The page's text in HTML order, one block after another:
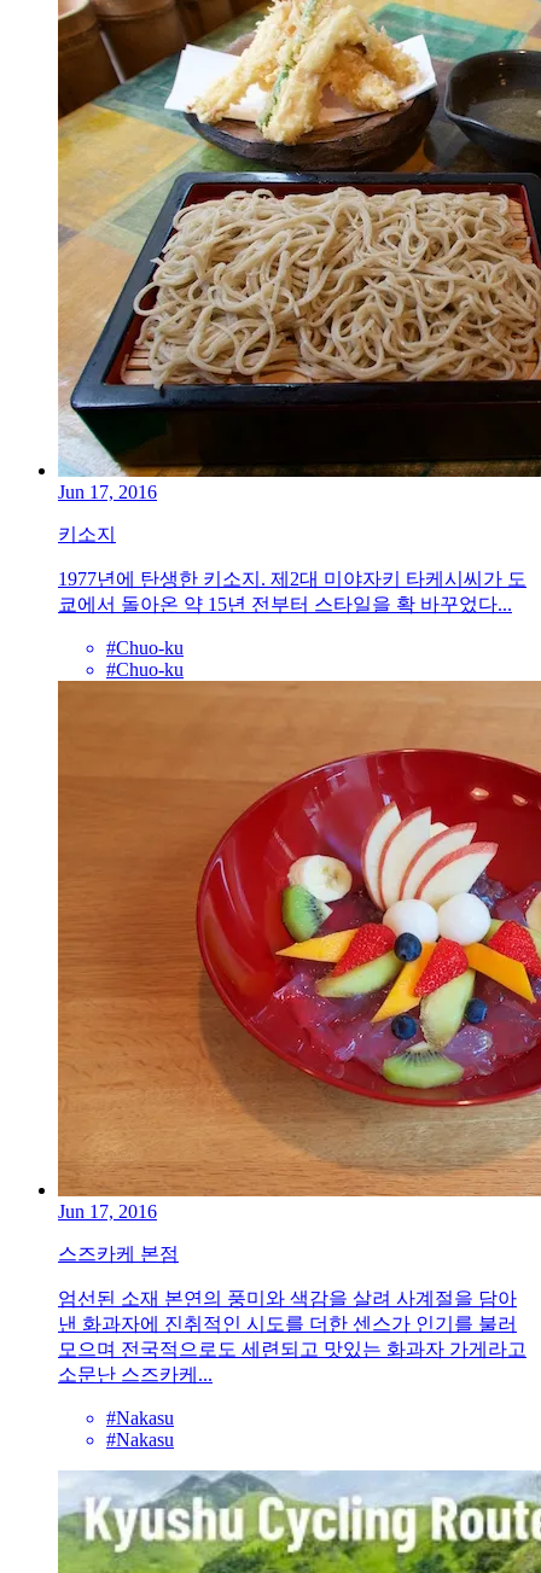
Jun 17, 2016
키소지
1977년에 탄생한 키소지. 제2대 미야자키 타케시씨가 도
쿄에서 돌아온 약 15년 전부터 스타일을 확 바꾸었다...
#Chuo-ku
#Chuo-ku
Jun 17, 2016
스즈카케 본점
엄선된 소재 본연의 풍미와 색감을 살려 사계절을 담아
낸 화과자에 진취적인 시도를 더한 센스가 인기를 불러
모으며 전국적으로도 세련되고 맛있는 화과자 가게라고
소문난 스즈카케...
#Nakasu
#Nakasu